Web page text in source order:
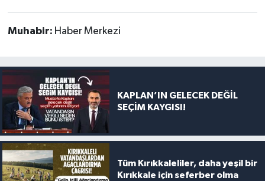
Muhabir: Haber Merkezi
KAPLAN’IN GELECEK DEĞİL
SEÇİM KAYGISI!
Tüm Kırıkkaleliler, daha yeşil bir
Kırıkkale için seferber olma